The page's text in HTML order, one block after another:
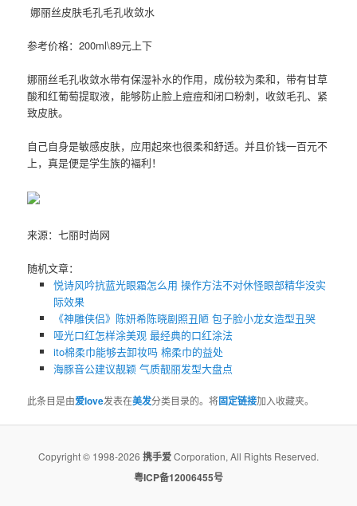
娜丽丝皮肤毛孔毛孔收敛水
参考价格：200ml\89元上下
娜丽丝毛孔收敛水带有保湿补水的作用，成份较为柔和，带有甘草
酸和红葡萄提取液，能够防止脸上痘痘和闭口粉刺，收敛毛孔、紧
致皮肤。
自己自身是敏感皮肤，应用起來也很柔和舒适。并且价钱一百元不
上，真是便是学生族的褔利！
来源：七丽时尚网
随机文章：
悦诗风吟抗蓝光眼霜怎么用 操作方法不对休怪眼部精华没实
际效果
《神雕侠侣》陈妍希陈晓剧照丑陋 包子脸小龙女造型丑哭
哑光口红怎样涂美观 最经典的口红涂法
ito棉柔巾能够去卸妆吗 棉柔巾的益处
海豚音公建议靓颖 气质靓丽发型大盘点
此条目是由爱love发表在美发分类目录的。将固定链接加入收藏夹。
Copyright © 1998-2026 携手爱Corporation, All Rights Reserved.
粤ICP备12006455号